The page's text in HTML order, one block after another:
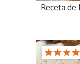
Receta de